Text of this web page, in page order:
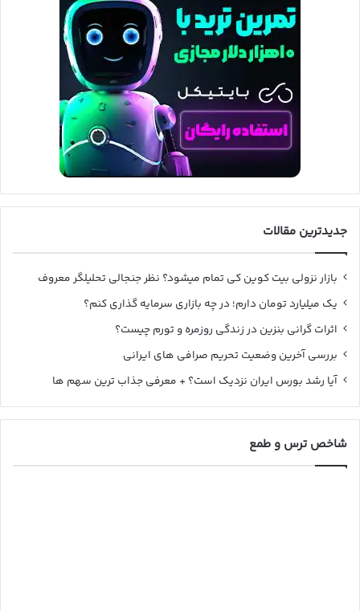
جدیدترین مقالات
بازار نزولی بیت کوین کی تمام میشود؟ نظر جنجالی تحلیلگر معروف
یک میلیارد تومان دارم؛ در چه بازاری سرمایه گذاری کنم؟
اثرات گرانی بنزین در زندگی روزمره و تورم چیست؟
بررسی آخرین وضعیت تحریم صرافی های ایرانی
آیا رشد بورس ایران نزدیک است؟ + معرفی جذاب ترین سهم ها
شاخص ترس و طمع